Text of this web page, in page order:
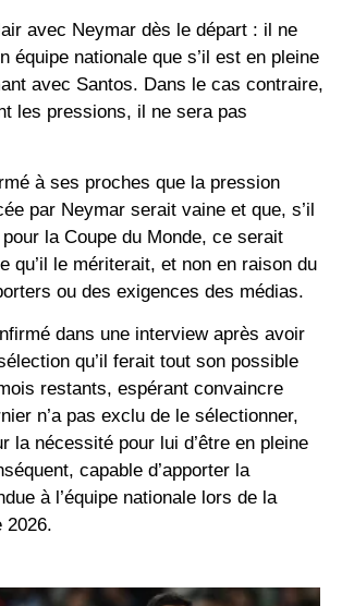
avec Neymar dès le départ : il ne
équipe nationale que s’il est en pleine
avec Santos. Dans le cas contraire,
les pressions, il ne sera pas
à ses proches que la pression
par Neymar serait vaine et que, s’il
la Coupe du Monde, ce serait
qu’il le mériterait, et non en raison du
ou des exigences des médias.
dans une interview après avoir
qu’il ferait tout son possible
restants, espérant convaincre
n’a pas exclu de le sélectionner,
la nécessité pour lui d’être en pleine
capable d’apporter la
à l’équipe nationale lors de la
2026.